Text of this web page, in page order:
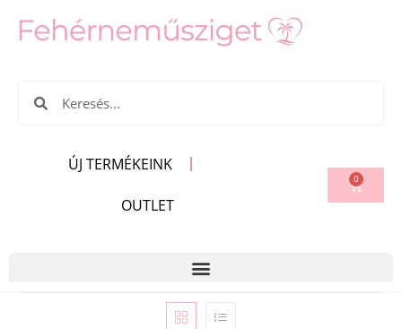
ÚJ TERMÉKEINK
OUTLET
0